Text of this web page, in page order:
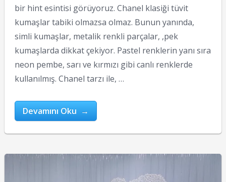
bir hint esintisi görüyoruz. Chanel klasiği tüvit
kumaşlar tabiki olmazsa olmaz. Bunun yanında,
simli kumaşlar, metalik renkli parçalar, ,pek
kumaşlarda dikkat çekiyor. Pastel renklerin yanı sıra
neon pembe, sarı ve kırmızı gibi canlı renklerde
kullanılmış. Chanel tarzı ile, …
Devamını Oku →